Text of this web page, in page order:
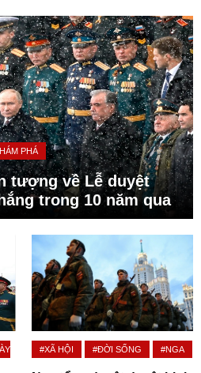
PHÁ
tượng về Lễ duyệt
trong 10 năm qua
#XÃ HỘI #ĐỜI SỐNG #NGA